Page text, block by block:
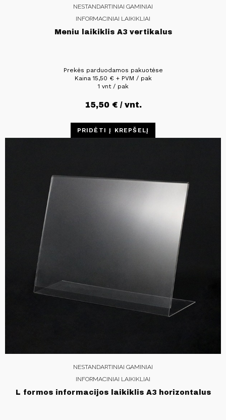
NESTANDARTINIAI GAMINIAI
INFORMACINIAI LAIKIKLIAI
Meniu laikiklis A3 vertikalus
Prekės parduodamos pakuotėse
Kaina15,50 €+ PVM / pak
1 vnt / pak
15,50 €/ vnt.
PRIDĖTI Į KREPŠELĮ
NESTANDARTINIAI GAMINIAI
INFORMACINIAI LAIKIKLIAI
L formos informacijos laikiklis A3 horizontalus